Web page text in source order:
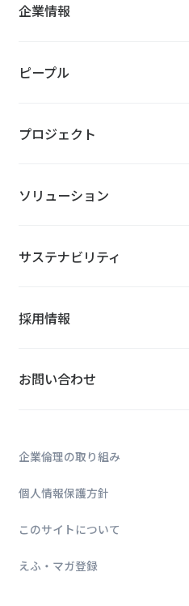
企業情報
ピープル
プロジェクト
ソリューション
サステナビリティ
採用情報
お問い合わせ
企業倫理の取り組み
個人情報保護方針
このサイトについて
えふ・マガ登録